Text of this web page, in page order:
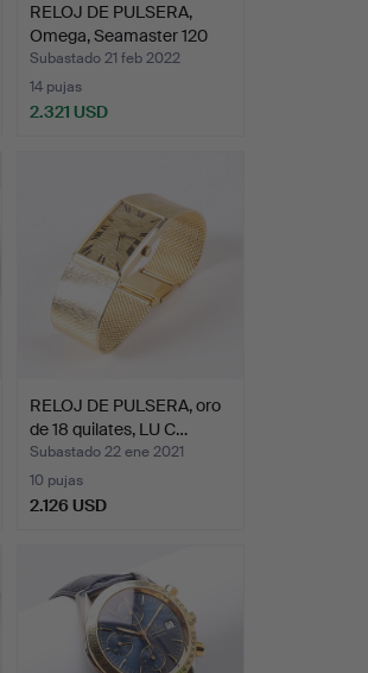
RELOJ DE PULSERA,
Omega, Seamaster 120
Aut…
Subastado 21 feb 2022
14 pujas
2.321 USD
RELOJ DE PULSERA, oro
de 18 quilates, LU C…
Subastado 22 ene 2021
10 pujas
2.126 USD